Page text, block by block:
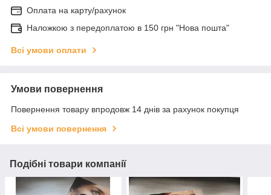
Оплата на карту/рахунок
Наложкою з передоплатою в 150 грн "Нова пошта"
Всі умови оплати
Умови повернення
Повернення товару впродовж 14 днів за рахунок покупця
Всі умови повернення
Подібні товари компанії